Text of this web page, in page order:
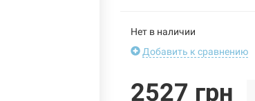
Нет в наличии
Добавить к сравнению
2527 грн